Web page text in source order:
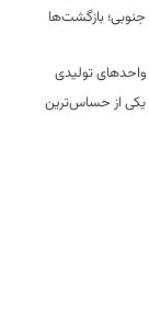
جنوبی؛ بازگشت‌ها
تولیدی
یکی از حساس‌ترین